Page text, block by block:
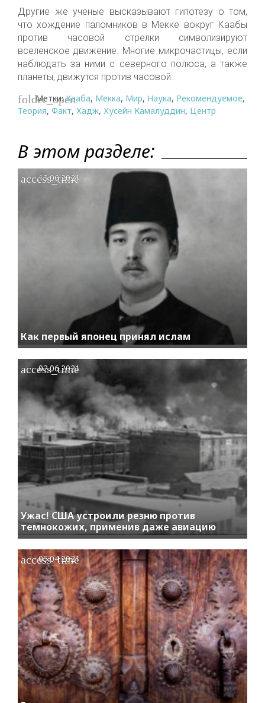
Другие же ученые высказывают гипотезу о том,
что хождение паломников в Мекке вокруг Каабы
против часовой стрелки символизируют
вселенское движение. Многие микрочастицы, если
наблюдать за ними с северного полюса, а также
планеты, движутся против часовой.
folder_open
Метки:Кааба, Мекка, Мир, Наука, Рекомендуемое,
Теория, Факт, Хадж, Хусейн Камалуддин, Центр
В этом разделе:
Как первый японец принял ислам
access_time
13.06.2021
Ужас! США устроили резню против
темнокожих, применив даже авиацию
access_time
02.06.2021
access_time
05.04.2021